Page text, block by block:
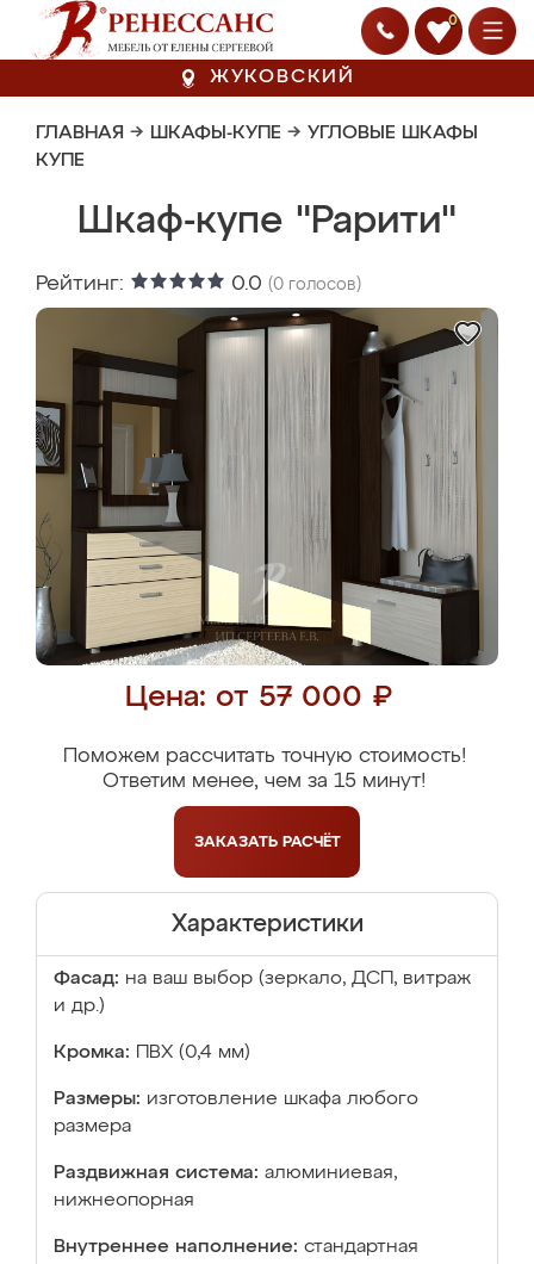
0
ЖУКОВСКИЙ
ГЛАВНАЯ → ШКАФЫ-КУПЕ → УГЛОВЫЕ ШКАФЫ
КУПЕ
Шкаф-купе "Рарити"
Рейтинг: 0.0 (0 голосов)
Цена: от 57 000 ₽
Поможем рассчитать точную стоимость!
Ответим менее, чем за 15 минут!
ЗАКАЗАТЬ РАСЧЁТ
Характеристики
Фасад: на ваш выбор (зеркало, ДСП, витраж
и др.)
Кромка: ПВХ (0,4 мм)
Размеры: изготовление шкафа любого
размера
Раздвижная система: алюминиевая,
нижнеопорная
Внутреннее наполнение: стандартная